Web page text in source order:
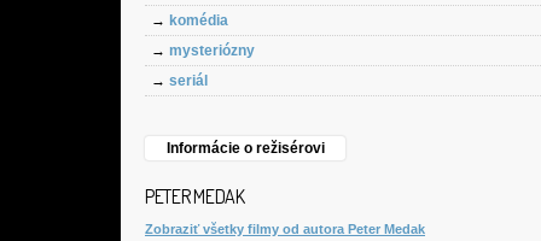
→ komédia
→ mysteriózny
→ seriál
Informácie o režisérovi
PETER MEDAK
Zobraziť všetky filmy od autora Peter Medak